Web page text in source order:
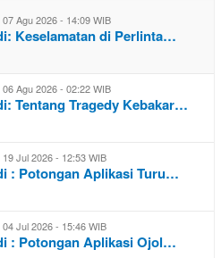
07 Agu 2026 - 14:09 WIB
Keselamatan di Perlinta…
06 Agu 2026 - 02:22 WIB
Tentang Tragedy Kebakar…
19 Jul 2026 - 12:53 WIB
: Potongan Aplikasi Turu…
04 Jul 2026 - 15:46 WIB
: Potongan Aplikasi Ojol…